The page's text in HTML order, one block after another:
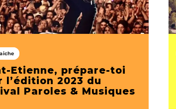
Etienne, prépare-toi
l’édition 2023 du
Paroles & Musiques